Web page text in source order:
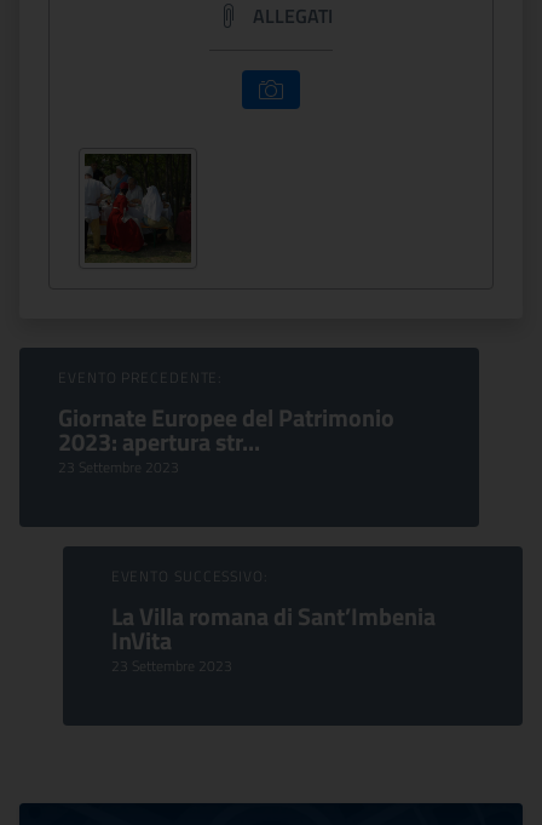
ALLEGATI
Sfoglia Eventi
EVENTO PRECEDENTE:
Giornate Europee del Patrimonio
2023: apertura str...
23 Settembre 2023
EVENTO SUCCESSIVO:
La Villa romana di Sant’Imbenia
InVita
23 Settembre 2023